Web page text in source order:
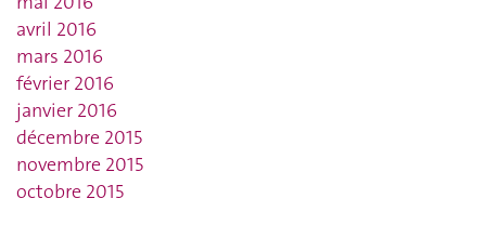
avril 2016
mars 2016
février 2016
janvier 2016
décembre 2015
novembre 2015
octobre 2015